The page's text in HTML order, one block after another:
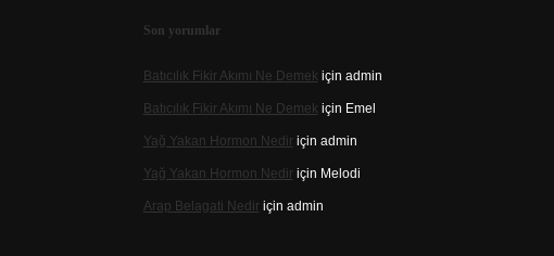
Son yorumlar
Batıcılık Fikir Akımı Ne Demek için admin
Batıcılık Fikir Akımı Ne Demek için Emel
Yağ Yakan Hormon Nediriçin admin
Yağ Yakan Hormon Nediriçin Melodi
Arap Belagati Nediriçin admin